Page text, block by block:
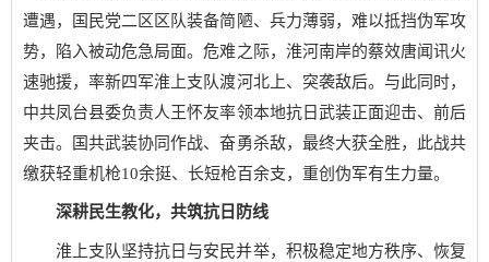
遭遇，国民党二区区队装备简陋、兵力薄弱，难以抵挡伪军攻
势，陷入被动危急局面。危难之际，淮河南岸的蔡效唐闻讯火
速驰援，率新四军淮上支队渡河北上、突袭敌后。与此同时，
中共凤台县委负责人王怀友率领本地抗日武装正面迎击、前后
夹击。国共武装协同作战、奋勇杀敌，最终大获全胜，此战共
缴获轻重机枪10余挺、长短枪百余支，重创伪军有生力量。
深耕民生教化，共筑抗日防线
淮上支队坚持抗日与安民并举，积极稳定地方秩序、恢复